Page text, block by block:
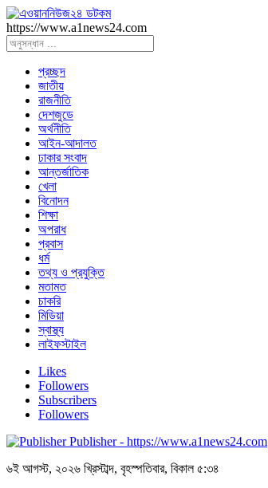
https://www.a1news24.com
প্রচ্ছদ
জাতীয়
রাজনীতি
দেশজুডে
অর্থনীতি
আইন-আদালত
ঢাকার সংবাদ
আন্তর্জাতিক
খেলা
বিনোদন
শিক্ষা
অপরাধ
প্রবাস
ধর্ম
তথ্য ও প্রযুক্তি
মতামত
চাকরি
মিডিয়া
স্বাস্থ্য
লাইফস্টাইল
Likes
Followers
Subscribers
Followers
Publisher - https://www.a1news24.com
৬ই আগস্ট, ২০২৬ খ্রিস্টাব্দ, বৃহস্পতিবার, বিকাল ৫:৩৪